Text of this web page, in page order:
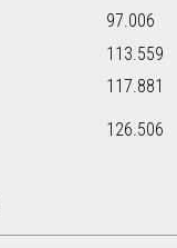
97.006
113.559
117.881
126.506